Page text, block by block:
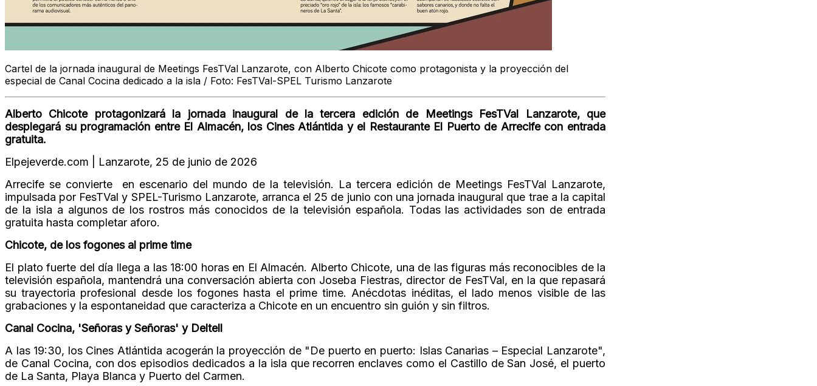
Cartel de la jornada inaugural de Meetings FesTVal Lanzarote, con Alberto Chicote como protagonista y la proyección del
especial de Canal Cocina dedicado a la isla / Foto: FesTVal-SPEL Turismo Lanzarote
Alberto Chicote protagonizará la jornada inaugural de la tercera edición de Meetings FesTVal Lanzarote, que
desplegará su programación entre El Almacén, los Cines Atlántida y el Restaurante El Puerto de Arrecife con entrada
gratuita.
Elpejeverde.com | Lanzarote, 25 de junio de 2026
Arrecife se convierte en escenario del mundo de la televisión. La tercera edición de Meetings FesTVal Lanzarote,
impulsada por FesTVal y SPEL-Turismo Lanzarote, arranca el 25 de junio con una jornada inaugural que trae a la capital
de la isla a algunos de los rostros más conocidos de la televisión española. Todas las actividades son de entrada
gratuita hasta completar aforo.
Chicote, de los fogones al prime time
El plato fuerte del día llega a las 18:00 horas en El Almacén. Alberto Chicote, una de las figuras más reconocibles de la
televisión española, mantendrá una conversación abierta con Joseba Fiestras, director de FesTVal, en la que repasará
su trayectoria profesional desde los fogones hasta el prime time. Anécdotas inéditas, el lado menos visible de las
grabaciones y la espontaneidad que caracteriza a Chicote en un encuentro sin guión y sin filtros.
Canal Cocina, 'Señoras y Señoras' y Deltell
A las 19:30, los Cines Atlántida acogerán la proyección de "De puerto en puerto: Islas Canarias – Especial Lanzarote",
de Canal Cocina, con dos episodios dedicados a la isla que recorren enclaves como el Castillo de San José, el puerto
de La Santa, Playa Blanca y Puerto del Carmen.